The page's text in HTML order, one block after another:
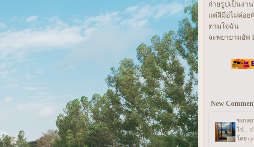
ถ่ายรูปเป็นงา
ต่ฝีมือไม่ค่อย
ตามใจฉัน
จะพยายามอัพ
New